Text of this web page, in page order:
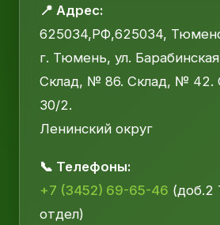
📍 Адрес:
625034,РФ,625034,
г. Тюмень, ул.
Склад, № 86. Склад, № 42.
30/2.
Ленинский округ
📞 Телефоны:
+7 (3452) 69-65-46 (доб.2
отдел)